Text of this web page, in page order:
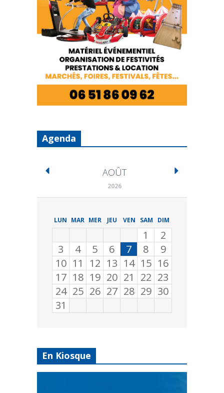
Agenda
AOÛT
2026
LUN MAR MER JEU VEN SAM DIM
1
2
3
4 5 6 7 8
9
10 11 12 13 14 15 16
17 18 19 20 21 22 23
24 25 26 27 28 29 30
31
En Kiosque